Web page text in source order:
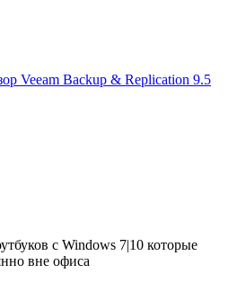
Veeam Backup & Replication 9.5
с Windows 7|10 которые
вне офиса